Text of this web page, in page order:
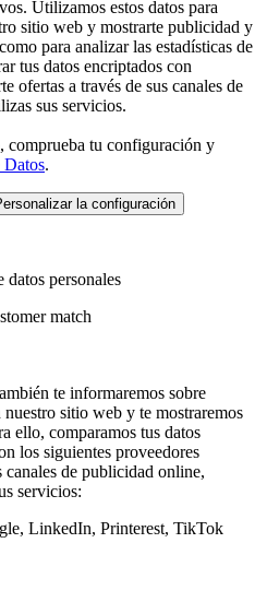
Utilizamos estos datos para
sitio web y mostrarte publicidad y
para analizar las estadísticas de
tus datos encriptados con
ofertas a través de sus canales de
sus servicios.
comprueba tu configuración y
Datos.
la configuración
personales
match
te informaremos sobre
sitio web y te mostraremos
ello, comparamos tus datos
los siguientes proveedores
de publicidad online,
servicios:
LinkedIn, Printerest, TikTok